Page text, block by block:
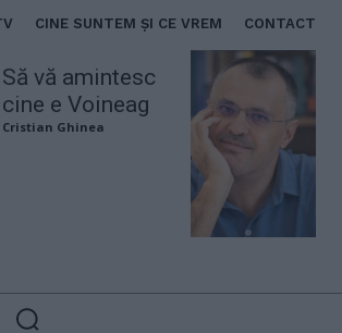
CINE SUNTEM ȘI CE VREM CONTACT
Să vă amintesc
cine e Voineag
Cristian Ghinea